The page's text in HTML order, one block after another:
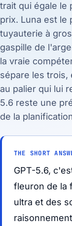
trait qui égale le
prix. Luna est le
tuyauterie à
gaspille de
la vraie
sépare les trois,
au palier qui lui
5.6 reste une
de la
THE SHORT
GPT-5.6,
fleuron de la
ultra et des